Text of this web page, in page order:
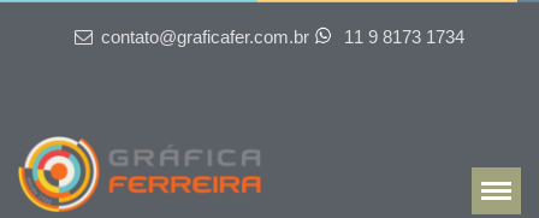
contato@graficafer.com.br 11 9 8173 1734